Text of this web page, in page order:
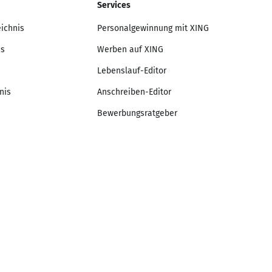
Services
Personalgewinnung mit XING
Werben auf XING
Lebenslauf-Editor
Anschreiben-Editor
Bewerbungsratgeber